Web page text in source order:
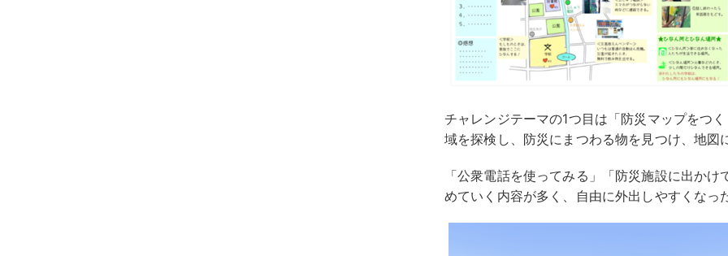
チャレンジテーマの1つ目は「防災マップをつ
域を探検し、防災にまつわる物を見つけ、地図
「公衆電話を使ってみる」「防災施設に出か
めていく内容が多く、自由に外出しやすくなっ